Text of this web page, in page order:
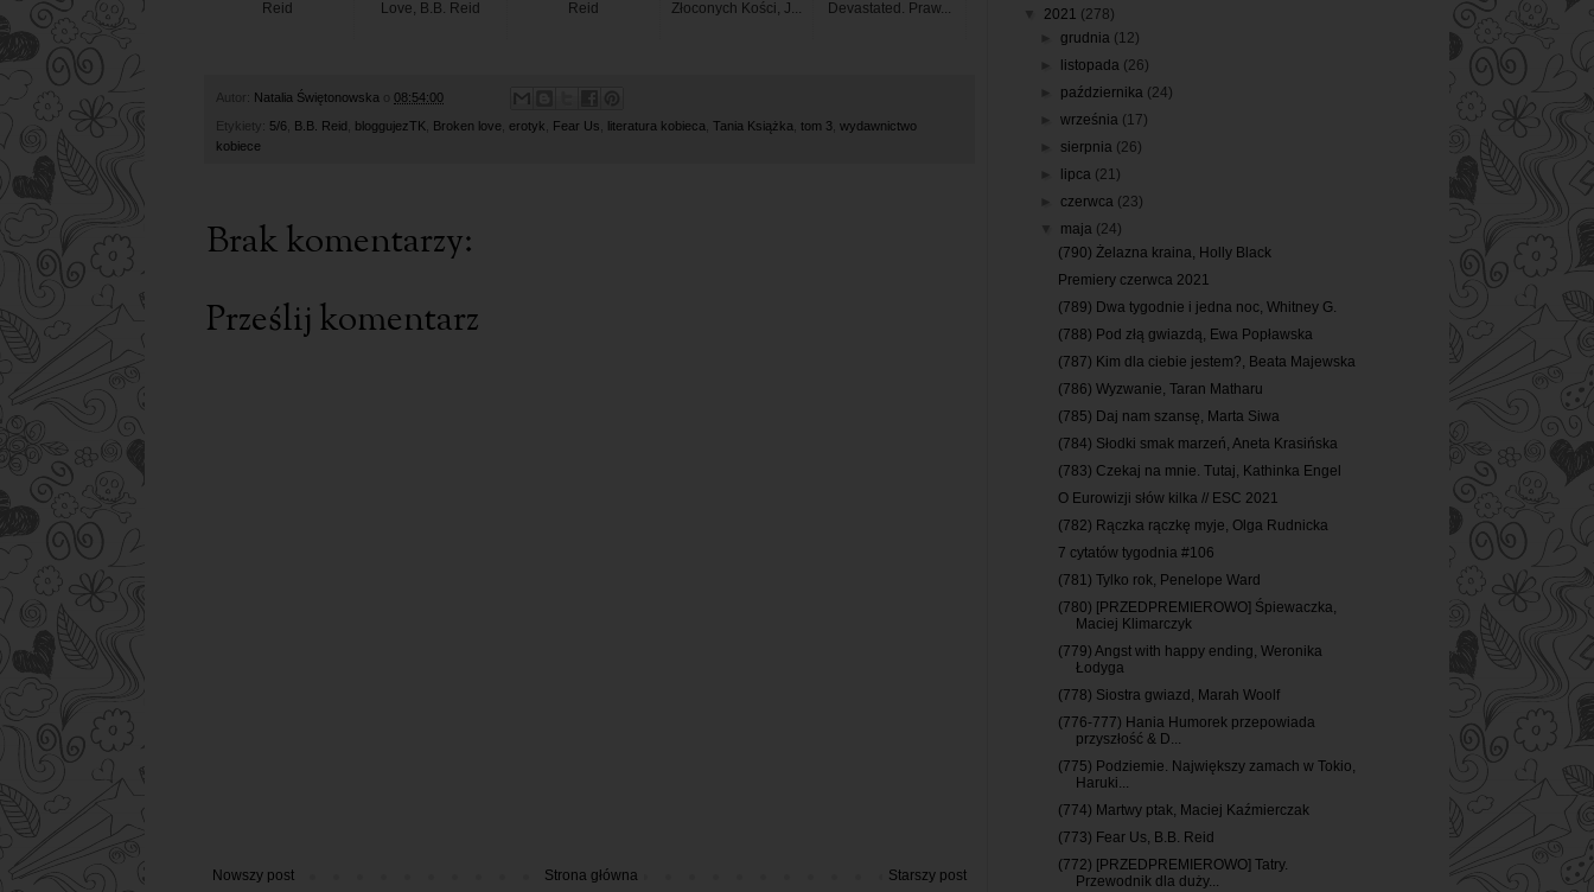
Reid
Love, B.B. Reid
Reid
Złoconych Kości, J...
Devastated. Praw...
Autor: Natalia Świętonowska 08:54:00
Etykiety: 5/6 B.B. Reid bloggujezTK Broken love erotyk Fear Us literatura kobieca Tania Książka tom 3 wydawnictwo
kobiece
Brak komentarzy:
Prześlij komentarz
Nowszy post Starszy post
Strona główna
2021 (278)
►grudnia (12)
listopada (26)
października (24)
►września (17)
sierpnia (26)
lipca (21)
►czerwca (23)
maja (24)
(790) Żelazna kraina, Holly Black
Premiery czerwca 2021
(789) Dwa tygodnie i jedna noc, Whitney G.
(788) Pod złą gwiazdą, Ewa Popławska
(787) Kim dla ciebie jestem?, Beata Majewska
(786) Wyzwanie, Taran Matharu
(785) Daj nam szansę, Marta Siwa
(784) Słodki smak marzeń, Aneta Krasińska
(783) Czekaj na mnie. Tutaj, Kathinka Engel
O Eurowizji słów kilka // ESC 2021
(782) Rączka rączkę myje, Olga Rudnicka
7 cytatów tygodnia #106
(781) Tylko rok, Penelope Ward
(780) [PRZEDPREMIEROWO] Śpiewaczka,
Maciej Klimarczyk
(779) Angst with happy ending, Weronika
Łodyga
(778) Siostra gwiazd, Marah Woolf
(776-777) Hania Humorek przepowiada
przyszłość & D...
(775) Podziemie. Największy zamach w Tokio,
Haruki...
(774) Martwy ptak, Maciej Kaźmierczak
(773) Fear Us, B.B. Reid
(772) [PRZEDPREMIEROWO] Tatry.
Przewodnik dla duży...